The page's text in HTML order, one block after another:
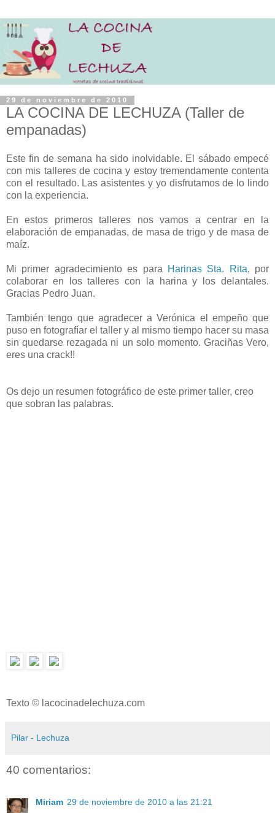
29 de noviembre de 2010
LA COCINA DE LECHUZA (Taller de
empanadas)
Este fin de semana ha sido inolvidable. El sábado empecé
con mis talleres de cocina y estoy tremendamente contenta
con el resultado. Las asistentes y yo disfrutamos de lo lindo
con la experiencia.
En estos primeros talleres nos vamos a centrar en la
elaboración de empanadas, de masa de trigo y de masa de
maíz.
Mi primer agradecimiento es para Harinas Sta. Rita, por
colaborar en los talleres con la harina y los delantales.
Gracias Pedro Juan.
También tengo que agradecer a Verónica el empeño que
puso en fotografíar el taller y al mismo tiempo hacer su masa
sin quedarse rezagada ni un solo momento. Graciñas Vero,
eres una crack!!
Os dejo un resumen fotográfico de este primer taller, creo
que sobran las palabras.
Texto © lacocinadelechuza.com
Pilar - Lechuza
40 comentarios:
Miriam 29 de noviembre de 2010 a las 21:21